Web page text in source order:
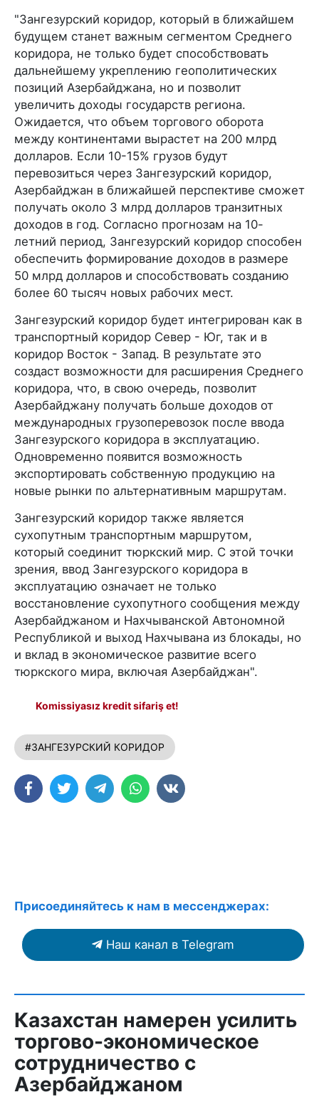
"Зангезурский коридор, который в ближайшем
будущем станет важным сегментом Среднего
коридора, не только будет способствовать
дальнейшему укреплению геополитических
позиций Азербайджана, но и позволит
увеличить доходы государств региона.
Ожидается, что объем торгового оборота
между континентами вырастет на 200 млрд
долларов. Если 10-15% грузов будут
перевозиться через Зангезурский коридор,
Азербайджан в ближайшей перспективе сможет
получать около 3 млрд долларов транзитных
доходов в год. Согласно прогнозам на 10-
летний период, Зангезурский коридор способен
обеспечить формирование доходов в размере
50 млрд долларов и способствовать созданию
более 60 тысяч новых рабочих мест.
Зангезурский коридор будет интегрирован как в
транспортный коридор Север - Юг, так и в
коридор Восток - Запад. В результате это
создаст возможности для расширения Среднего
коридора, что, в свою очередь, позволит
Азербайджану получать больше доходов от
международных грузоперевозок после ввода
Зангезурского коридора в эксплуатацию.
Одновременно появится возможность
экспортировать собственную продукцию на
новые рынки по альтернативным маршрутам.
Зангезурский коридор также является
сухопутным транспортным маршрутом,
который соединит тюркский мир. С этой точки
зрения, ввод Зангезурского коридора в
эксплуатацию означает не только
восстановление сухопутного сообщения между
Азербайджаном и Нахчыванской Автономной
Республикой и выход Нахчывана из блокады, но
и вклад в экономическое развитие всего
тюркского мира, включая Азербайджан".
Komissiyasız kredit sifariş et!
#ЗАНГЕЗУРСКИЙ КОРИДОР
Присоединяйтесь к нам в мессенджерах:
Наш канал в Telegram
Казахстан намерен усилить
торгово-экономическое
сотрудничество с
Азербайджаном